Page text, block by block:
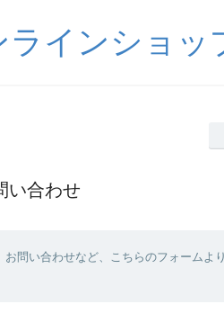
ラインショッ
い合わせ
問い合わせなど、こちらのフォームよ